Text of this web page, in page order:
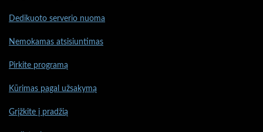
Dedikuoto serverio nuoma
Nemokamas atsisiuntimas
Pirkite programą
Kūrimas pagal užsakymą
Grįžkite į pradžią